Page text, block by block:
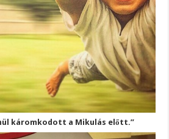
káromkodott a Mikulás előtt.”